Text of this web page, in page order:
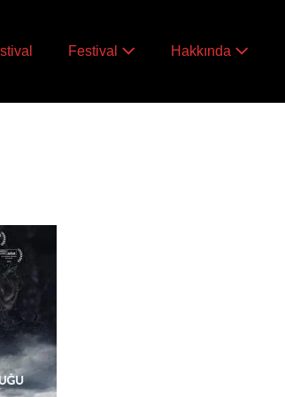
Festival Hakkında